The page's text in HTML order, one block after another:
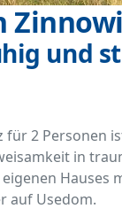
und
für 2 Personen
in
auf Usedom.